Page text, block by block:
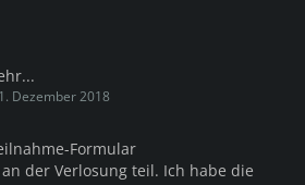
Dezember 2018
Formular
der Verlosung teil. Ich habe die